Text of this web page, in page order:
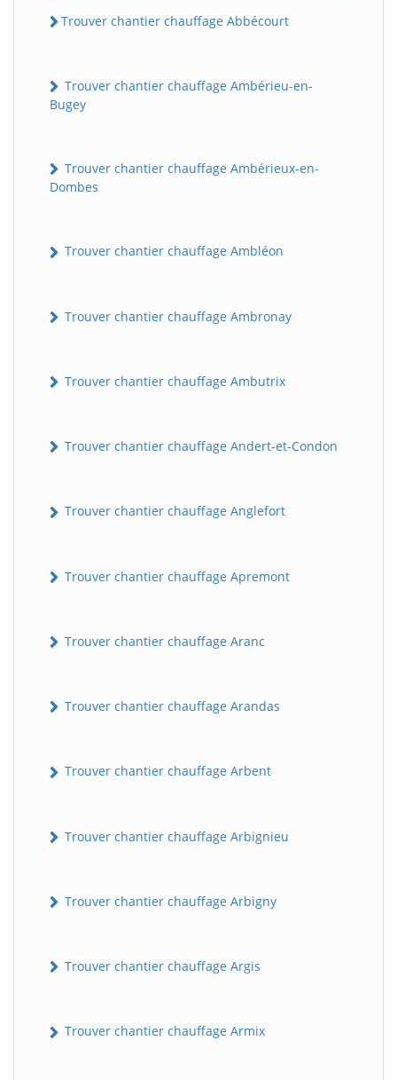
Trouver chantier chauffage Abbécourt
Trouver chantier chauffage Ambérieu-en-
Bugey
Trouver chantier chauffage Ambérieux-en-
Dombes
Trouver chantier chauffage Ambléon
Trouver chantier chauffage Ambronay
Trouver chantier chauffage Ambutrix
Trouver chantier chauffage Andert-et-Condon
Trouver chantier chauffage Anglefort
Trouver chantier chauffage Apremont
Trouver chantier chauffage Aranc
Trouver chantier chauffage Arandas
Trouver chantier chauffage Arbent
Trouver chantier chauffage Arbignieu
Trouver chantier chauffage Arbigny
Trouver chantier chauffage Argis
Trouver chantier chauffage Armix